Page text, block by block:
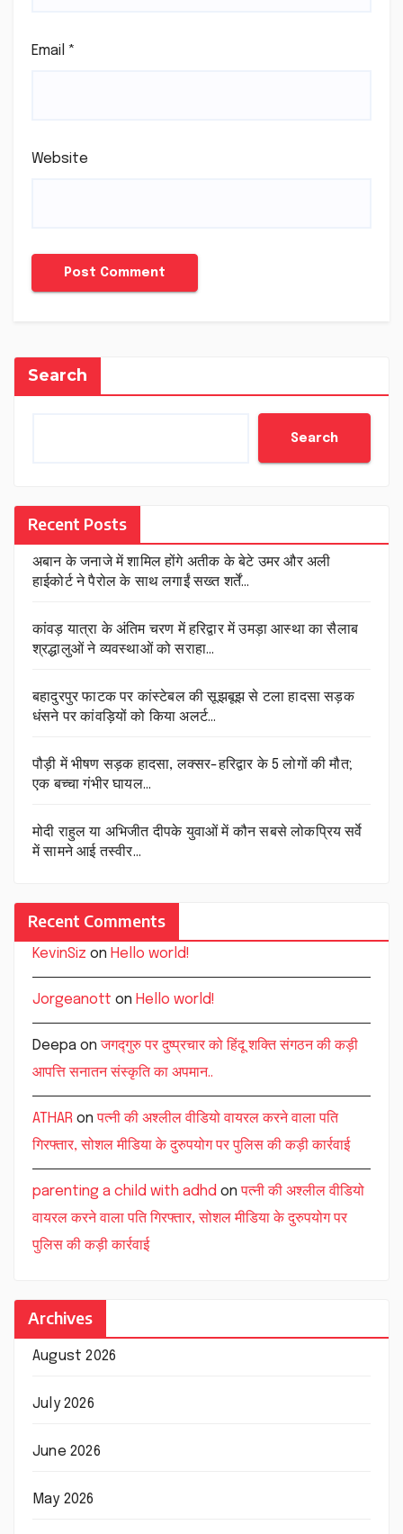
Email *
Website
Search
Search
Recent Posts
अबान के जनाजे में शामिल होंगे अतीक के बेटे उमर और अली
हाईकोर्ट ने पैरोल के साथ लगाईं सख्त शर्तें…
कांवड़ यात्रा के अंतिम चरण में हरिद्वार में उमड़ा आस्था का सैलाब
श्रद्धालुओं ने व्यवस्थाओं को सराहा…
बहादुरपुर फाटक पर कांस्टेबल की सूझबूझ से टला हादसा सड़क
धंसने पर कांवड़ियों को किया अलर्ट…
पौड़ी में भीषण सड़क हादसा, लक्सर-हरिद्वार के 5 लोगों की मौत;
एक बच्चा गंभीर घायल…
मोदी राहुल या अभिजीत दीपके युवाओं में कौन सबसे लोकप्रिय सर्वे
में सामने आई तस्वीर…
Recent Comments
KevinSiz on Hello world!
Jorgeanott on Hello world!
Deepa onजगद्गुरु पर दुष्प्रचार को हिंदू शक्ति संगठन की कड़ी
आपत्ति सनातन संस्कृति का अपमान..
ATHAR onपत्नी की अश्लील वीडियो वायरल करने वाला पति
गिरफ्तार, सोशल मीडिया के दुरुपयोग पर पुलिस की कड़ी कार्रवाई
parenting a child with adhd onपत्नी की अश्लील वीडियो
वायरल करने वाला पति गिरफ्तार, सोशल मीडिया के दुरुपयोग पर
पुलिस की कड़ी कार्रवाई
Archives
August 2026
July 2026
June 2026
May 2026